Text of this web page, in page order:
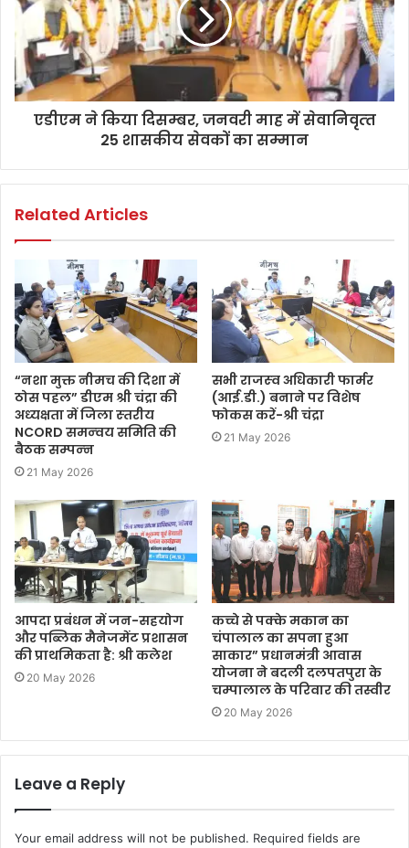
एडीएम ने किया दिसम्‍बर, जनवरी माह में सेवानिवृत्‍त
25 शासकीय सेवकों का सम्‍मान
Related Articles
“नशा मुक्त नीमच की दिशा में
ठोस पहल” डीएम श्री चंद्रा की
अध्‍यक्षता में जिला स्‍तरीय
NCORD समन्‍वय समिति की
बैठक सम्‍पन्‍न
21 May 2026
सभी राजस्‍व अधिकारी फार्मर
(आई.डी.) बनाने पर विशेष
फोकस करें-श्री चंद्रा
21 May 2026
आपदा प्रबंधन में जन-सहयोग
और पब्लिक मैनेजमेंट प्रशासन
की प्राथमिकता है: श्री कलेश
20 May 2026
कच्चे से पक्के मकान का
चंपालाल का सपना हुआ
साकार” प्रधानमंत्री आवास
योजना ने बदली दलपतपुरा के
चम्‍पालाल के परिवार की तस्वीर
20 May 2026
Leave a Reply
Your email address will not be published. Required fields are